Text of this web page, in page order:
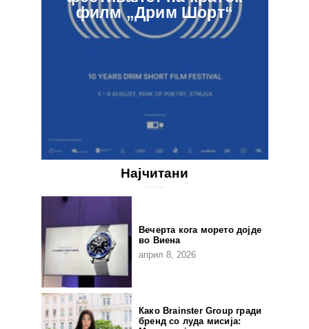
филм „Дрим Шорт“
Најчитани
Вечерта кога морето дојде
во Виена
април 8, 2026
Како Brainster Group гради
бренд со луда мисија: